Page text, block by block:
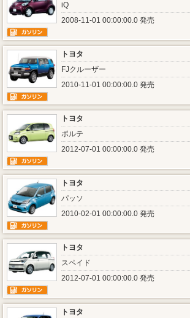
iQ
2008-11-01 00:00:00.0 発売
トヨタ
FJクルーザー
2010-11-01 00:00:00.0 発売
トヨタ
ポルテ
2012-07-01 00:00:00.0 発売
トヨタ
パッソ
2010-02-01 00:00:00.0 発売
トヨタ
スペイド
2012-07-01 00:00:00.0 発売
トヨタ